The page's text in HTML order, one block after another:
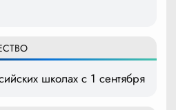
школах с 1 сентября